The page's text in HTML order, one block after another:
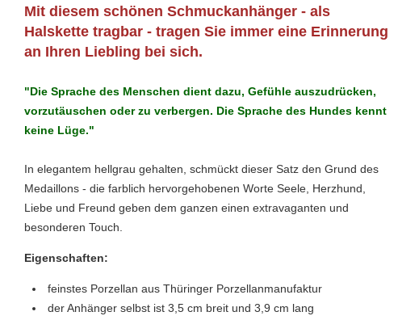
Mit diesem schönen Schmuckanhänger - als
Halskette tragbar - tragen Sie immer eine Erinnerung
an Ihren Liebling bei sich.
"Die Sprache des Menschen dient dazu, Gefühle auszudrücken,
vorzutäuschen oder zu verbergen. Die Sprache des Hundes kennt
keine Lüge."
In elegantem hellgrau gehalten, schmückt dieser Satz den Grund des
Medaillons - die farblich hervorgehobenen Worte Seele, Herzhund,
Liebe und Freund geben dem ganzen einen extravaganten und
besonderen Touch.
Eigenschaften:
feinstes Porzellan aus Thüringer Porzellanmanufaktur
der Anhänger selbst ist 3,5 cm breit und 3,9 cm lang